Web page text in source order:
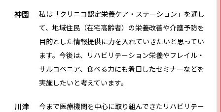
神園
私は「クリニコ認定栄養ケア・ステーション」を通し
て、地域住民（在宅高齢者）の栄養改善や介護予防を
目的とした情報提供に力を入れていきたいと思ってい
ます。今後は、リハビリテーション栄養やフレイル・
サルコペニア、食べる力にも着目したセミナーなどを
実施したいと考えています。
川津
今まで医療機関を中心に取り組んできたリハビリテー